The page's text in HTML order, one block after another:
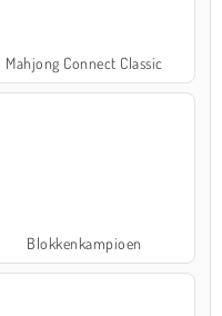
Mahjong Connect Classic
Blokkenkampioen